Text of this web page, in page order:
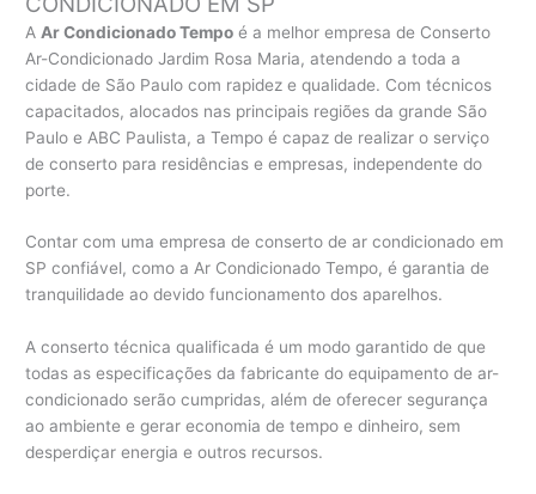
A Ar Condicionado Tempo é a melhor empresa de Conserto
Ar-Condicionado Jardim Rosa Maria, atendendo a toda a
cidade de São Paulo com rapidez e qualidade. Com técnicos
capacitados, alocados nas principais regiões da grande São
Paulo e ABC Paulista, a Tempo é capaz de realizar o serviço
de conserto para residências e empresas, independente do
porte.
Contar com uma empresa de conserto de ar condicionado em
SP confiável, como a Ar Condicionado Tempo, é garantia de
tranquilidade ao devido funcionamento dos aparelhos.
A conserto técnica qualificada é um modo garantido de que
todas as especificações da fabricante do equipamento de ar-
condicionado serão cumpridas, além de oferecer segurança
ao ambiente e gerar economia de tempo e dinheiro, sem
desperdiçar energia e outros recursos.